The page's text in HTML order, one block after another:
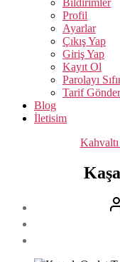
Bildirimler
Profil
Ayarlar
Çıkış Yap
Giriş Yap
Kayıt Ol
Parolayı
Tarif Gönder
Blog
İletisim